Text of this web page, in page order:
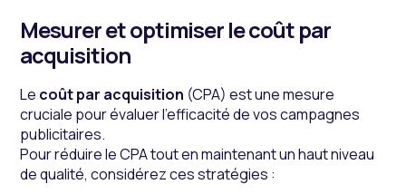
Mesurer et optimiser le coût par
acquisition
Le coût par acquisition (CPA) est une mesure
cruciale pour évaluer l'efficacité de vos campagnes
publicitaires.
Pour réduire le CPA tout en maintenant un haut niveau
de qualité, considérez ces stratégies :